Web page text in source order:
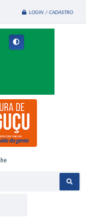
LOGIN / CADASTRO